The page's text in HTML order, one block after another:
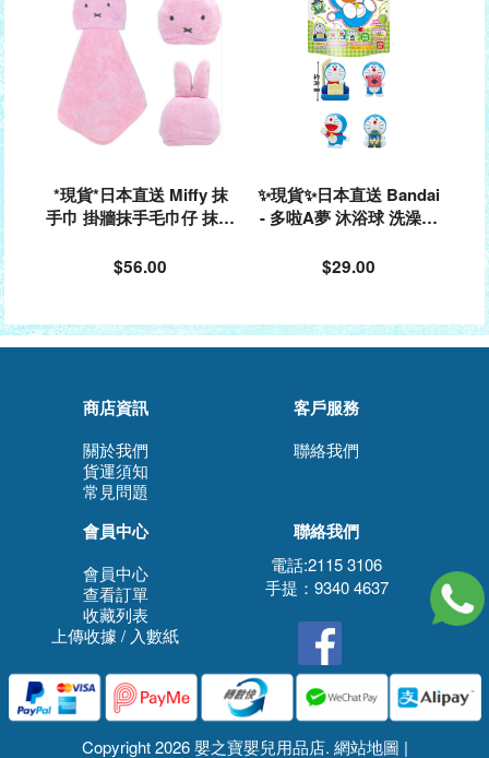
*現貨*日本直送 Miffy 抹
手巾 掛牆抹手毛巾仔 抹手
536
$56.00
✨現貨✨日本直送 Bandai
- 多啦A夢 沐浴球 洗澡球
3
$29.00
商店資訊
關於我們
貨運須知
常見問題
客戶服務
聯絡我們
會員中心
會員中心
查看訂單
收藏列表
上傳收據 / 入數紙
聯絡我們
電話:2115 3106
手提：9340 4637
Copyright 2026 嬰之寶嬰兒用品店. 網站地圖 |